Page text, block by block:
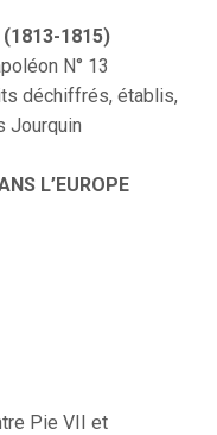
(1813-1815)
N° 13
déchiffrés, établis,
Jourquin
L’EUROPE
Pie VII et